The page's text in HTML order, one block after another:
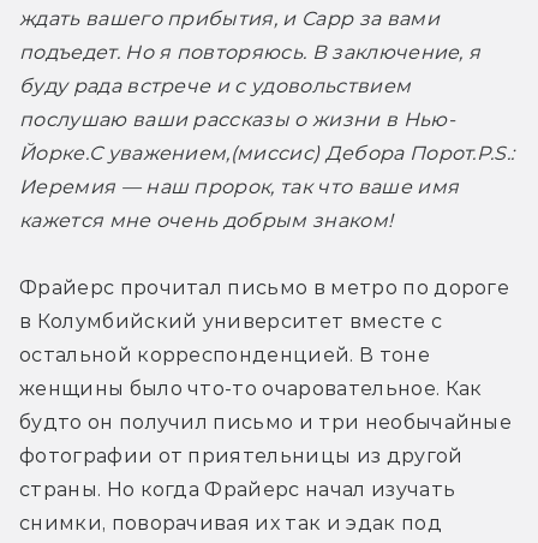
ждать вашего прибытия, и Сарр за вами
подъедет. Но я повторяюсь. В заключение, я
буду рада встрече и с удовольствием
послушаю ваши рассказы о жизни в Нью-
Йорке.С уважением,(миссис) Дебора Порот.P.S.:
Иеремия — наш пророк, так что ваше имя
кажется мне очень добрым знаком!
Фрайерс прочитал письмо в метро по дороге
в Колумбийский университет вместе с
остальной корреспонденцией. В тоне
женщины было что-то очаровательное. Как
будто он получил письмо и три необычайные
фотографии от приятельницы из другой
страны. Но когда Фрайерс начал изучать
снимки, поворачивая их так и эдак под